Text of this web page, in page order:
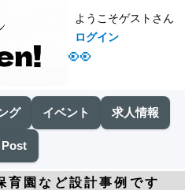
👀
ようこそゲストさん
ログイン
グ イベント 求人情報
Post
育園など設計事例です